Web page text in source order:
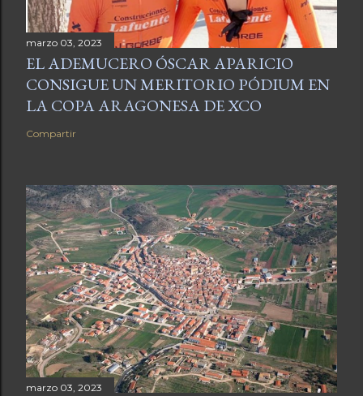
marzo 03, 2023
EL ADEMUCERO ÓSCAR APARICIO
CONSIGUE UN MERITORIO PÓDIUM EN
LA COPA ARAGONESA DE XCO
Compartir
marzo 03, 2023